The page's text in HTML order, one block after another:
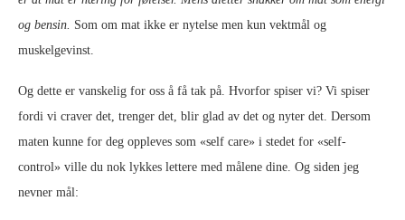
og bensin. Som om mat ikke er nytelse men kun vektmål og
muskelgevinst.
Og dette er vanskelig for oss å få tak på. Hvorfor spiser vi? Vi spiser
fordi vi craver det, trenger det, blir glad av det og nyter det. Dersom
maten kunne for deg oppleves som «self care» i stedet for «self-
control» ville du nok lykkes lettere med målene dine. Og siden jeg
nevner mål: